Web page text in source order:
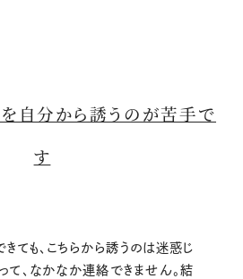
自分から誘うのが苦手で
す
きても、こちらから誘うのは迷惑じ
て、なかなか連絡できません。結